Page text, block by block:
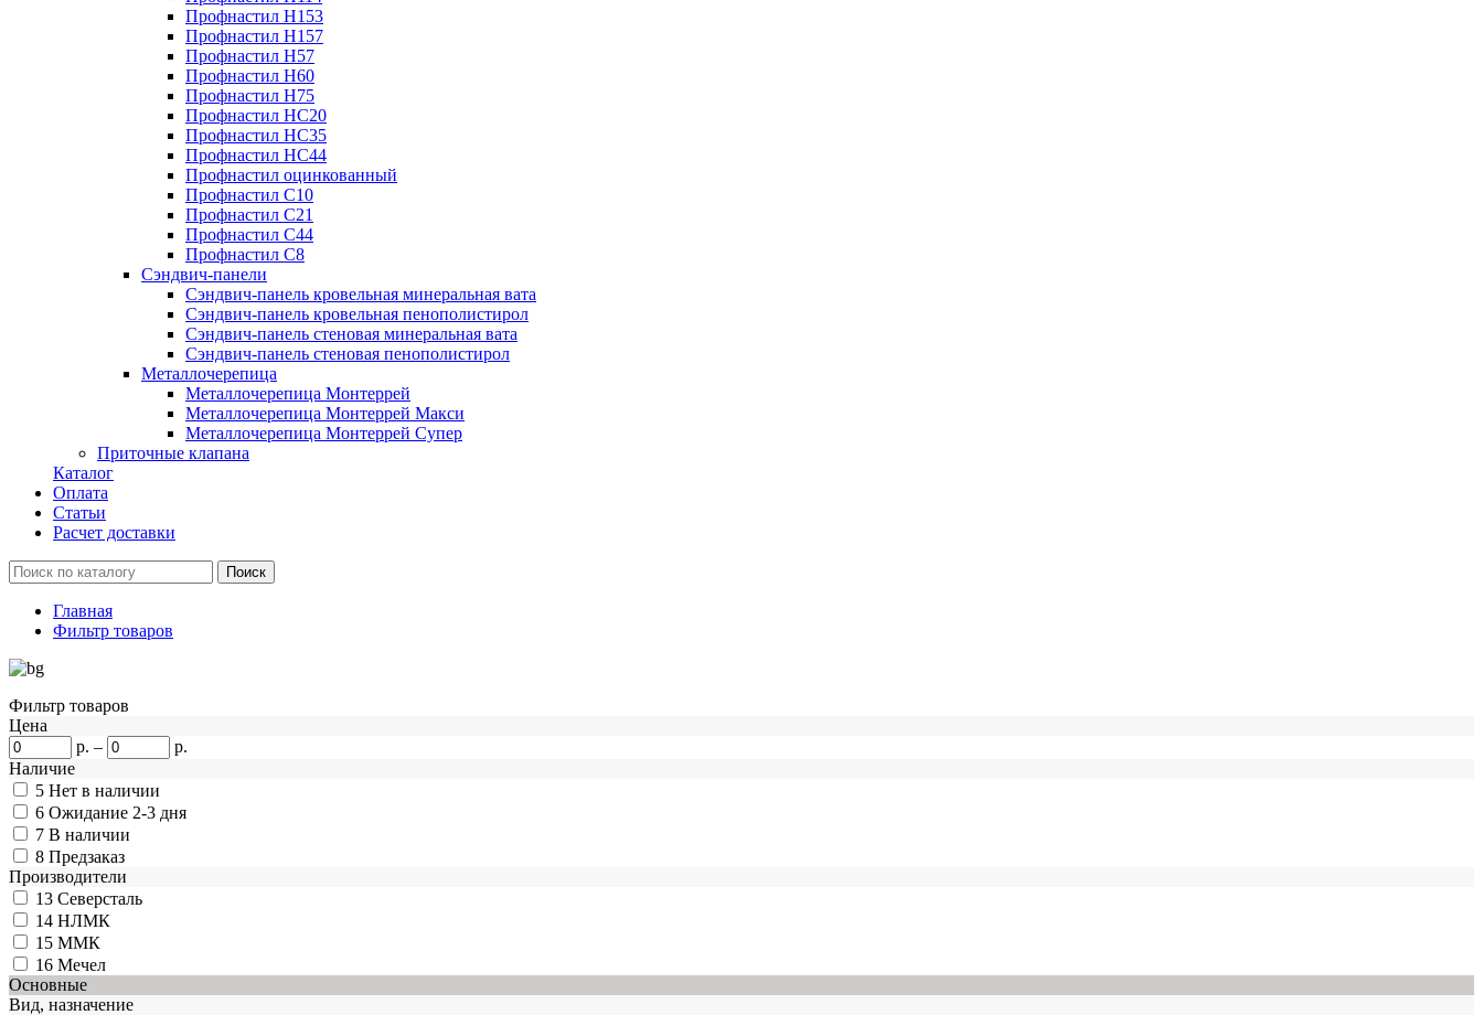
Профнастил Н153
Профнастил Н157
Профнастил Н57
Профнастил Н60
Профнастил Н75
Профнастил НС20
Профнастил НС35
Профнастил НС44
Профнастил оцинкованный
Профнастил С10
Профнастил С21
Профнастил С44
Профнастил С8
Сэндвич-панели
Сэндвич-панель кровельная минеральная вата
Сэндвич-панель кровельная пенополистирол
Сэндвич-панель стеновая минеральная вата
Сэндвич-панель стеновая пенополистирол
Металлочерепица
Металлочерепица Монтеррей
Металлочерепица Монтеррей Макси
Металлочерепица Монтеррей Супер
Приточные клапана
Каталог
Оплата
Статьи
Расчет доставки
Главная
Фильтр товаров
Фильтр товаров
Цена
р. –
р.
Наличие
5 Нет в наличии
6 Ожидание 2-3 дня
7 В наличии
8 Предзаказ
Производители
13 Северсталь
14 НЛМК
15 ММК
16 Мечел
Основные
Вид, назначение